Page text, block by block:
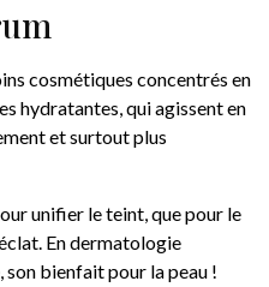
cosmétiques concentrés en
hydratantes, qui agissent en
et surtout plus
unifier le teint, que pour le
En dermatologie
son bienfait pour la peau !